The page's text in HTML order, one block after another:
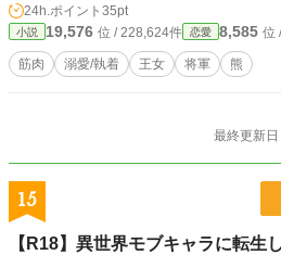
24h.ポイント 35pt
小説 19,576 位 / 228,624件 恋愛 8,585 位
筋肉 溺愛/執着 王女 将軍 熊
最終更新
15
【R18】異世界モブキャラに転生